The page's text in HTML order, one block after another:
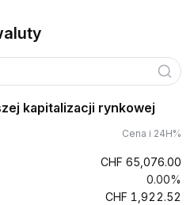
kapitalizacji rynkowej
Cena i 24H%
CHF 65,076.00
0.00%
CHF 1,922.52